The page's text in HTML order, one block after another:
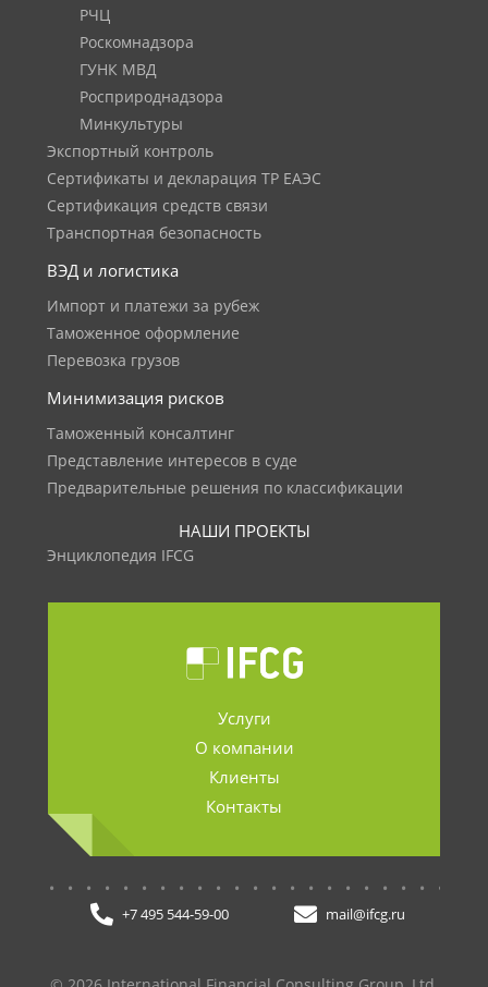
РЧЦ
Роскомнадзора
ГУНК МВД
Росприроднадзора
Минкультуры
Экспортный контроль
Сертификаты и декларация ТР ЕАЭС
Сертификация средств связи
Транспортная безопасность
ВЭД и логистика
Импорт и платежи за рубеж
Таможенное оформление
Перевозка грузов
Минимизация рисков
Таможенный консалтинг
Представление интересов в суде
Предварительные решения по классификации
НАШИ ПРОЕКТЫ
Энциклопедия IFCG
Услуги
О компании
Клиенты
Контакты
+7 495 544-59-00 mail@ifcg.ru